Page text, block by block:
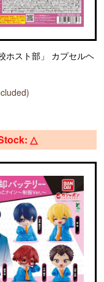
ホスト部」 カプセルヘ
△